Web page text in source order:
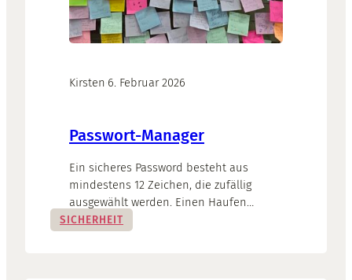
Kirsten·6. Februar 2026
Passwort-Manager
Ein sicheres Password besteht aus
mindestens 12 Zeichen, die zufällig
ausgewählt werden. Einen Haufen
zufälliger Zeichen kann sich aber kein
SICHERHEIT